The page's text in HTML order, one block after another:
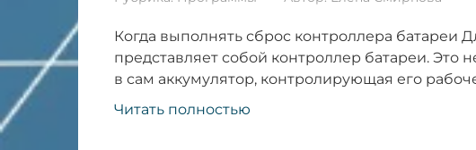
Когда выполнять сброс контроллера батареи
представляет собой контроллер батареи. Это
в сам аккумулятор, контролирующая его
Читать полностью